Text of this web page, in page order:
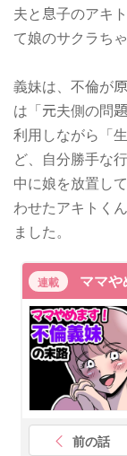
夫と息子のアキ
て娘のサクラち
義妹は、不倫が
は「元夫側の問
利用しながら「
ど、自分勝手な
中に娘を放置し
わせたアキトく
ました。
連載 ママ
前の話